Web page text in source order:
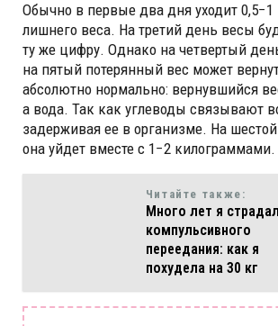
Обычно в первые два дня уходит
лишнего веса. На третий день весы
ту же цифру. Однако на четвертый
на пятый потерянный вес может
абсолютно нормально: вернувшийся
а вода. Так как углеводы связывают
задерживая ее в организме. На
она уйдет вместе с 1−2 килограммами.
Читайте также:
Много лет я
компульсивного
переедания: как я
похудела на 30 кг